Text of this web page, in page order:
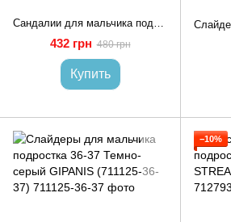
Сандалии для мальчика подростка 31 Темно-серый (712706-31)
432 грн 480 грн
Купить
−10%